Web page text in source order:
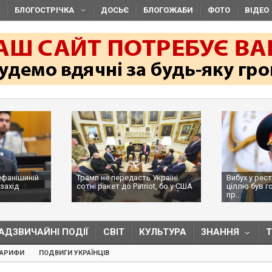
БЛОГОСТРІЧКА ДОСЬЄ БЛОГОЖАБИ ФОТО ВІДЕО
Трамп не передасть Україні
сотні ракет до Patriot, бо у США
...
Вибух у
ціллю був
пр...
ПОДІЇ СВІТ КУЛЬТУРА ЗНАННЯ
ПОДВИГИ УКРАЇНЦІВ